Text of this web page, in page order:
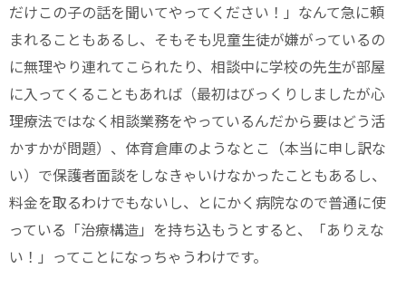
だけこの子の話を聞いてやってください！」なんて急に頼
まれることもあるし、そもそも児童生徒が嫌がっているの
に無理やり連れてこられたり、相談中に学校の先生が部屋
に入ってくることもあれば（最初はびっくりしましたが心
理療法ではなく相談業務をやっているんだから要はどう活
かすかが問題）、体育倉庫のようなとこ（本当に申し訳な
い）で保護者面談をしなきゃいけなかったこともあるし、
料金を取るわけでもないし、とにかく病院なので普通に使
っている「治療構造」を持ち込もうとすると、「ありえな
い！」ってことになっちゃうわけです。